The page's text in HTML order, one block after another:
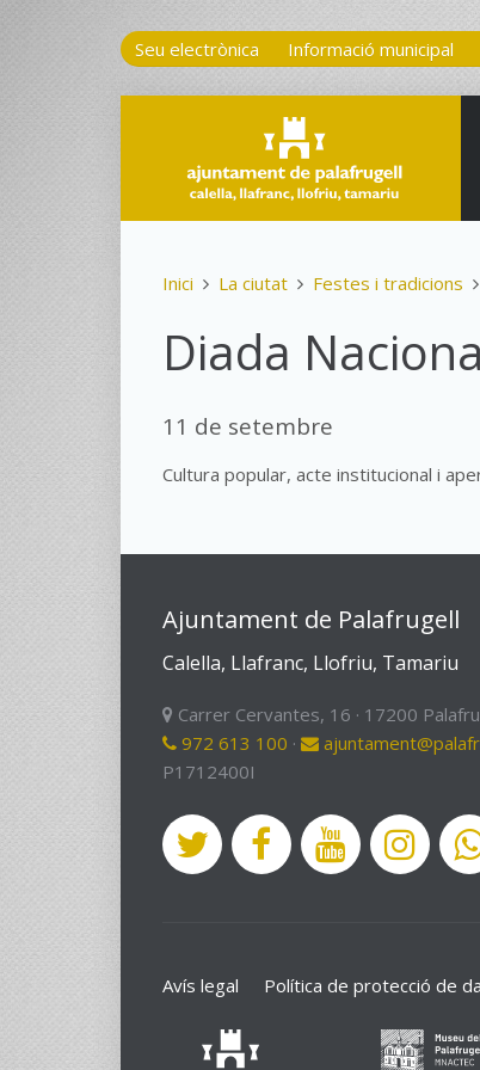
Seu electrònica Informació municipal
Inici La ciutat Festes i tradicions
Diada
11 de setembre
Cultura popular, acte institucional i
Ajuntament de Palafrugell
Calella, Llafranc, Llofriu, Tamariu
Carrer Cervantes, 16 · 17200
972 613 100 ·
P1712400I
Avís legal Política de protecció de